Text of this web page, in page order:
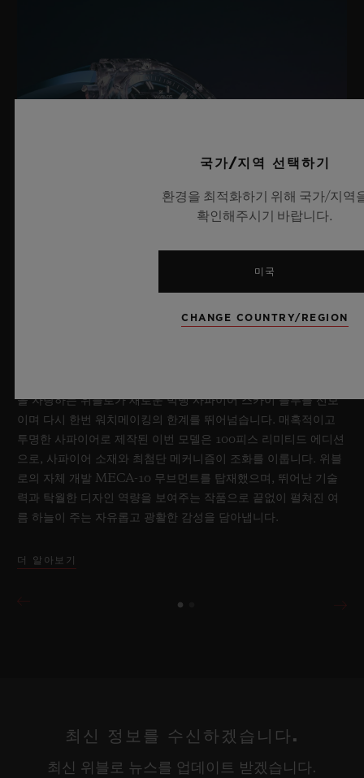
빅뱅 사파이어 스카이 블루
을 자랑하는 위블로가 새로운 빅뱅 사파이어 스카이 블루를 선보
이며 다시 한번 워치메이킹의 한계를 뛰어넘습니다. 매혹적이고
투명한 사파이어로 제작된 이번 모델은 100피스 리미티드 에디션
으로, 사파이어 소재와 최첨단 메커니즘이 조화를 이룹니다. 위블
로의 자체 개발 MECA-10 무브먼트를 탑재했으며, 뛰어난 기술
력과 탁월한 디자인 역량을 보여주는 작품으로 끝없이 펼쳐진 여
름 하늘이 주는 자유롭고 광활한 감성을 담아냅니다.
더 알아보기
최신 정보를 수신하겠습니다.
최신 위블로 뉴스를 업데이트 받겠습니다.
국가/지역 선택하기
환경을 최적화하기 위해 국가/지역
확인해주시기 바랍니다.
미국
CHANGE COUNTRY/REGION